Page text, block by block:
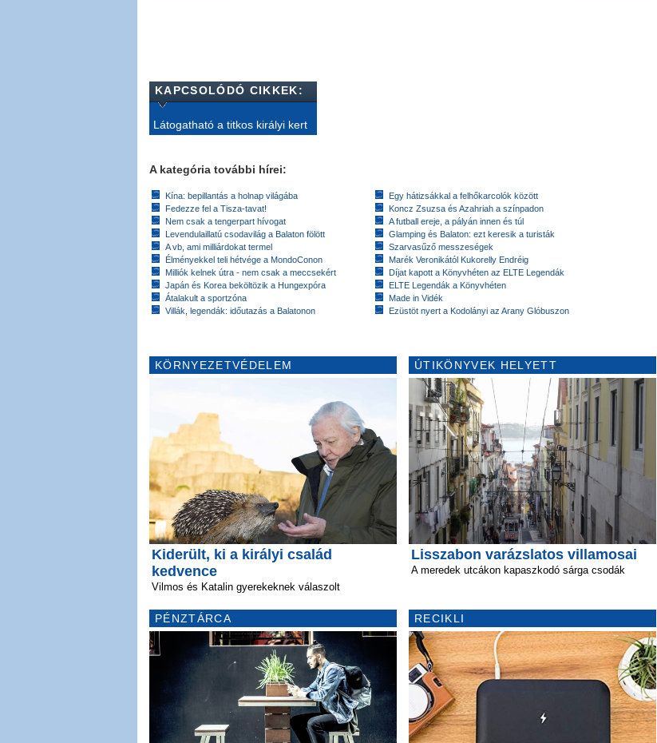
KAPCSOLÓDÓ CIKKEK:
Látogatható a titkos királyi kert
A kategória további hírei:
Kína: bepillantás a holnap világába
Fedezze fel a Tisza-tavat!
Nem csak a tengerpart hívogat
Levendulaillatú csodavilág a Balaton fölött
A vb, ami milliárdokat termel
Élményekkel teli hétvége a MondoConon
Milliók kelnek útra - nem csak a meccsekért
Japán és Korea beköltözik a Hungexpóra
Átalakult a sportzóna
Villák, legendák: időutazás a Balatonon
Egy hátizsákkal a felhőkarcolók között
Koncz Zsuzsa és Azahriah a színpadon
A futball ereje, a pályán innen és túl
Glamping és Balaton: ezt keresik a turisták
Szarvasűző messzeségek
Marék Veronikától Kukorelly Endréig
Díjat kapott a Könyvhéten az ELTE Legendák
ELTE Legendák a Könyvhéten
Made in Vidék
Ezüstöt nyert a Kodolányi az Arany Glóbuszon
KÖRNYEZETVÉDELEM
Kiderült, ki a királyi család
kedvence
Vilmos és Katalin gyerekeknek válaszolt
PÉNZTÁRCA
ÚTIKÖNYVEK HELYETT
Lisszabon varázslatos villamosai
A meredek utcákon kapaszkodó sárga csodák
RECIKLI